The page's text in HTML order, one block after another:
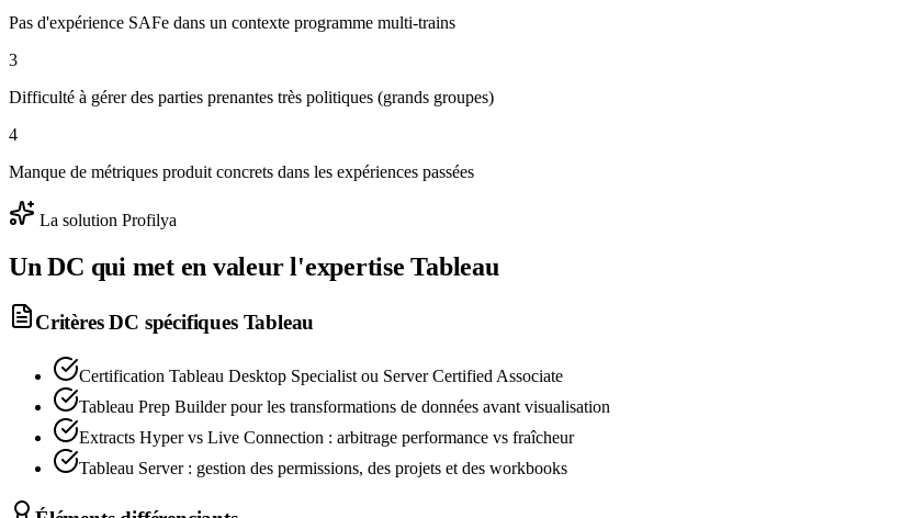
Pas d'expérience SAFe dans un contexte programme multi-trains
3
Difficulté à gérer des parties prenantes très politiques (grands groupes)
4
Manque de métriques produit concrets dans les expériences passées
La solution Profilya
Un DC qui met en valeur l'expertiseTableau
Critères DC spécifiques Tableau
Certification Tableau Desktop Specialist ou Server Certified Associate
Tableau Prep Builder pour les transformations de données avant visualisation
Extracts Hyper vs Live Connection : arbitrage performance vs fraîcheur
Tableau Server : gestion des permissions, des projets et des workbooks